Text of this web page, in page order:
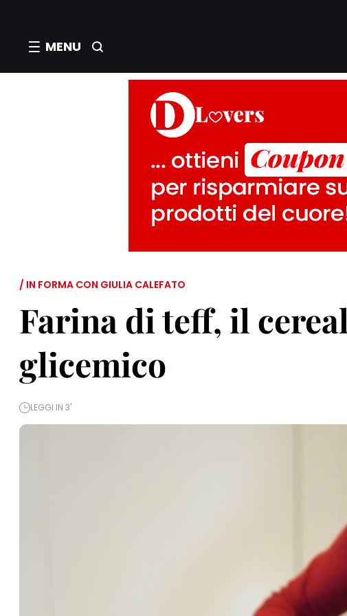
MENU
/ IN FORMA CON GIULIA CALEFATO
Farina di teff, il
glicemico
LEGGI IN 3'